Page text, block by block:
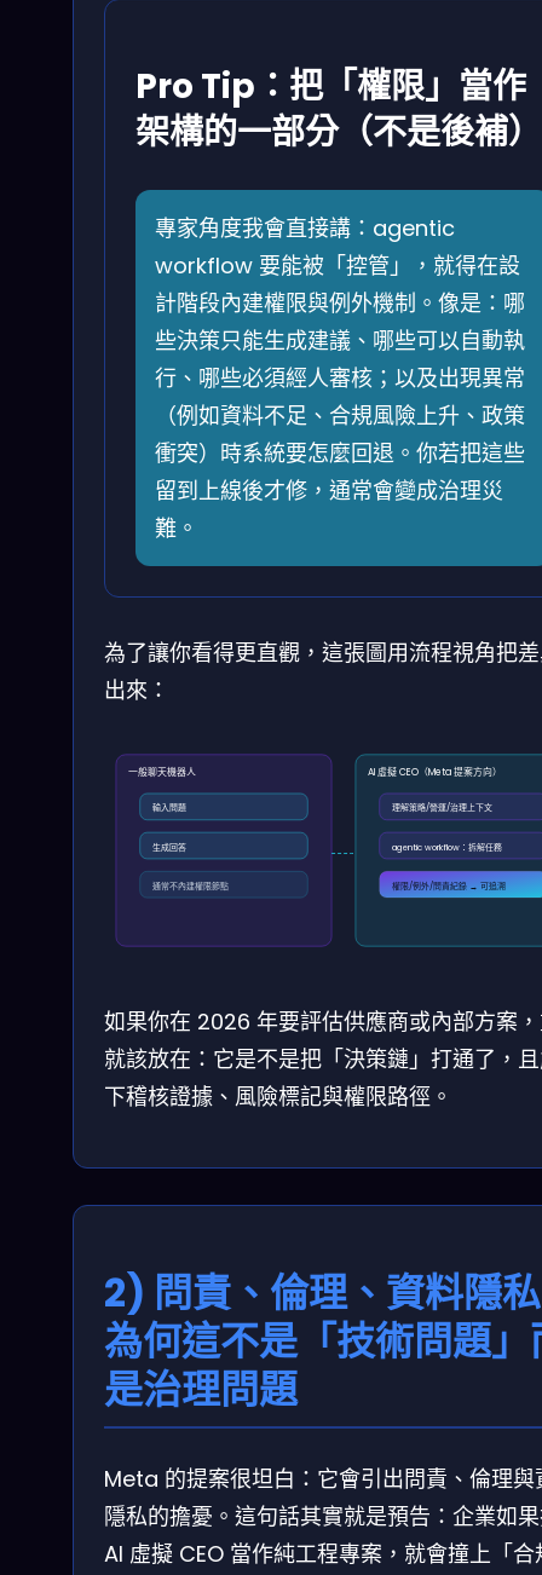
Pro Tip：把「權限」當作
架構的一部分（不是後補）
專家角度我會直接講：agentic
workflow 要能被「控管」，就得在設
計階段內建權限與例外機制。像是：哪
些決策只能生成建議、哪些可以自動執
行、哪些必須經人審核；以及出現異常
（例如資料不足、合規風險上升、政策
衝突）時系統要怎麼回退。你若把這些
留到上線後才修，通常會變成治理災
難。
為了讓你看得更直觀，這張圖用流程視角把
出來：
一般聊天機器人
輸入問題
生成回答
通常不內建權限節點
AI 虛擬 CEO（Meta 提案方向）
理解策略/營運/治理上下文
agentic workflow：拆解任務
權限/例外/問責紀錄 → 可追溯
如果你在 2026 年要評估供應商或內部方案
就該放在：它是不是把「決策鏈」打通了，
下稽核證據、風險標記與權限路徑。
2) 問責、倫理、資料隱
為何這不是「技術問題」
是治理問題
Meta 的提案很坦白：它會引出問責、倫理與
隱私的擔憂。這句話其實就是預告：企業如
AI 虛擬 CEO 當作純工程專案，就會撞上「合